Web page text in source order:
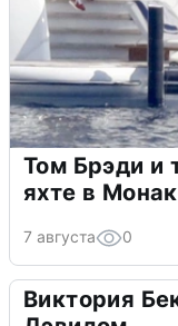
Том Брэди и
яхте в
7 августа 0
Виктория